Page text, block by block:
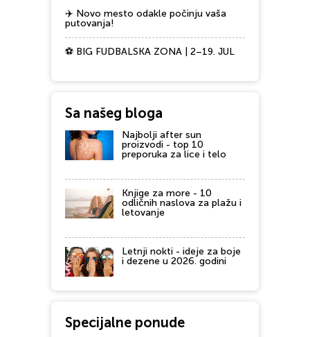
✈️ Novo mesto odakle počinju vaša
putovanja!
⚽ BIG FUDBALSKA ZONA | 2–19. JUL
Sa našeg bloga
Najbolji after sun
proizvodi - top 10
preporuka za lice i telo
Knjige za more - 10
odličnih naslova za plažu i
letovanje
Letnji nokti - ideje za boje
i dezene u 2026. godini
Specijalne ponude